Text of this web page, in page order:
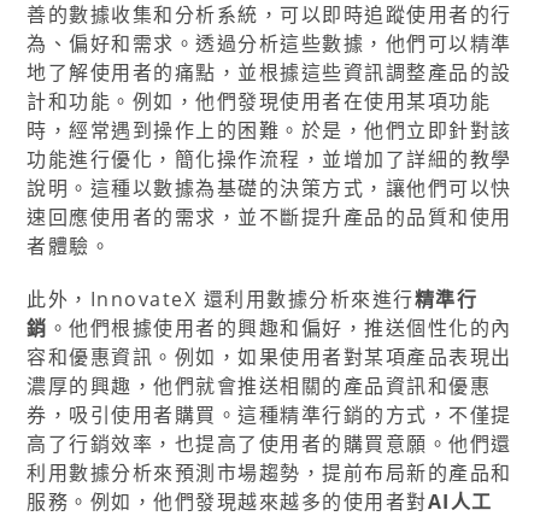
善的數據收集和分析系統，可以即時追蹤使用者的行
為、偏好和需求。透過分析這些數據，他們可以精準
地了解使用者的痛點，並根據這些資訊調整產品的設
計和功能。例如，他們發現使用者在使用某項功能
時，經常遇到操作上的困難。於是，他們立即針對該
功能進行優化，簡化操作流程，並增加了詳細的教學
說明。這種以數據為基礎的決策方式，讓他們可以快
速回應使用者的需求，並不斷提升產品的品質和使用
者體驗。
此外，InnovateX 還利用數據分析來進行精準行
銷 。他們根據使用者的興趣和偏好，推送個性化的內
容和優惠資訊。例如，如果使用者對某項產品表現出
濃厚的興趣，他們就會推送相關的產品資訊和優惠
券，吸引使用者購買。這種精準行銷的方式，不僅提
高了行銷效率，也提高了使用者的購買意願。他們還
利用數據分析來預測市場趨勢，提前布局新的產品和
服務。例如，他們發現越來越多的使用者對AI人工